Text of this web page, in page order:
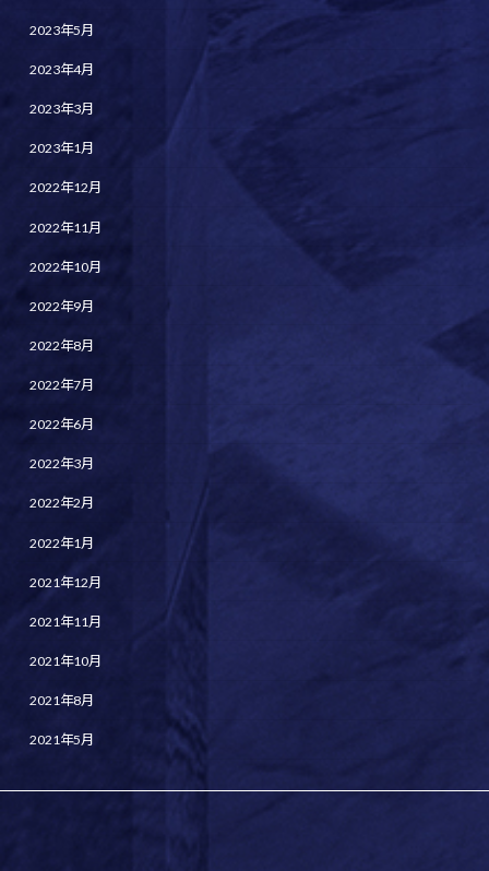
2023年5月
2023年4月
2023年3月
2023年1月
2022年12月
2022年11月
2022年10月
2022年9月
2022年8月
2022年7月
2022年6月
2022年3月
2022年2月
2022年1月
2021年12月
2021年11月
2021年10月
2021年8月
2021年5月